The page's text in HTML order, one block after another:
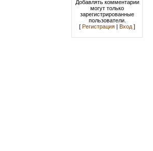
Добавлять комментарии
могут только
зарегистрированные
пользователи.
[ Регистрация Вход ]